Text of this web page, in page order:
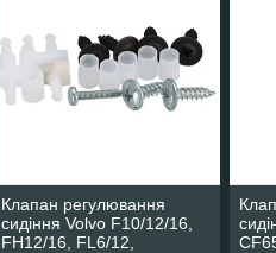
Клапан регулювання
сидіння Volvo F10/12/16,
FH12/16, FL6/12,